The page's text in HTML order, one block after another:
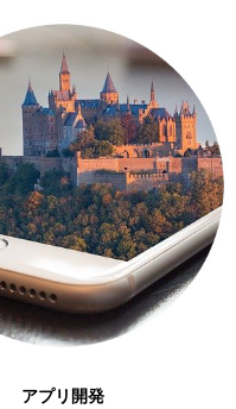
アプリ開発